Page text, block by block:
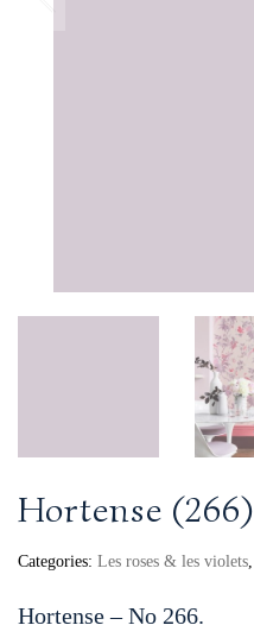
Hortense (266)
Categories: Les roses & les violets,
Hortense – No 266.